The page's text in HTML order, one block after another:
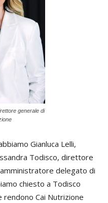
generale di
Gianluca Lelli,
Todisco, direttore
amministratore delegato di
chiesto a Todisco
rendono Cai Nutrizione